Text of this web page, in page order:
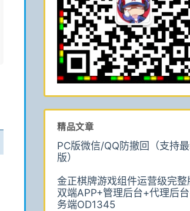
精品文章
PC版微信/QQ防撤回（支持
版）
金正棋牌游戏组件运营级完整
双端APP+管理后台+代理后
务端OD1345